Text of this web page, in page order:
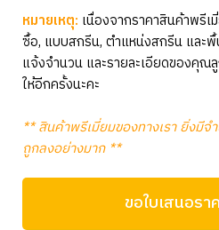
หมายเหตุ: เนื่องจากราคาสินค้าพรี
ซื้อ, แบบสกรีน, ตำแหน่งสกรีน และ
แจ้งจำนวน และรายละเอียดของคุณ
ให้อีกครั้งนะคะ
** สินค้าพรีเมี่ยมของทางเรา ยิ่งมี
ถูกลงอย่างมาก **
ขอใบเสนอรา